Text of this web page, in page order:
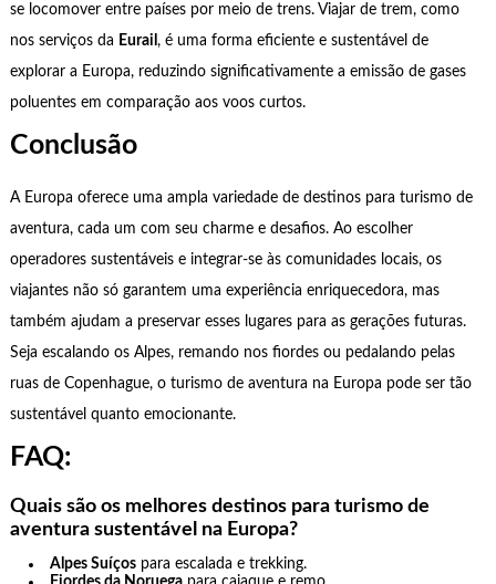
se locomover entre países por meio de trens. Viajar de trem, como
nos serviços da Eurail , é uma forma eficiente e sustentável de
explorar a Europa, reduzindo significativamente a emissão de gases
poluentes em comparação aos voos curtos.
Conclusão
A Europa oferece uma ampla variedade de destinos para turismo de
aventura, cada um com seu charme e desafios. Ao escolher
operadores sustentáveis e integrar-se às comunidades locais, os
viajantes não só garantem uma experiência enriquecedora, mas
também ajudam a preservar esses lugares para as gerações futuras.
Seja escalando os Alpes, remando nos fiordes ou pedalando pelas
ruas de Copenhague, o turismo de aventura na Europa pode ser tão
sustentável quanto emocionante.
FAQ:
Quais são os melhores destinos para turismo de
aventura sustentável na Europa?
Alpes Suíços para escalada e trekking.